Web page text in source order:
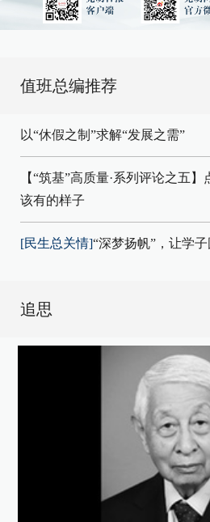
值班总编推荐
以“休假之制”求解“发展之需”
【“筑基”高质量·系列评论之五
该有的样子
[民生总关情]“深梦扬帆”，让学
追思